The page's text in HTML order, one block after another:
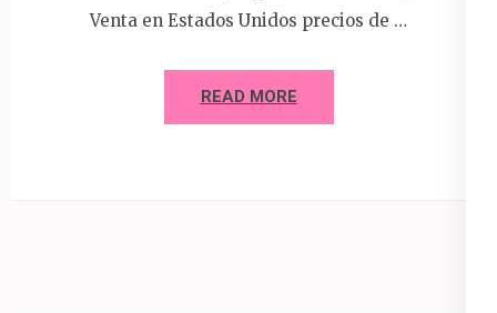
Venta en Estados Unidos precios de …
READ MORE